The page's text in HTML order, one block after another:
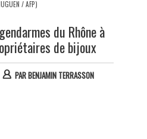
/ AFP)
du Rhône à
de bijoux
PARBENJAMIN TERRASSON